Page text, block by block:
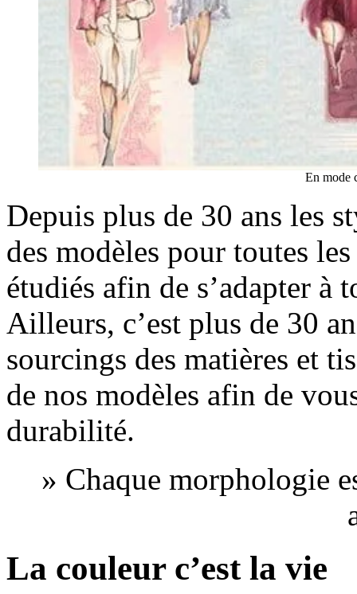
En mode
Depuis plus de 30 ans les
des modèles pour toutes
étudiés afin de s’adapter à
Ailleurs, c’est plus de 30
sourcings des matières et
de nos modèles afin de
durabilité.
» Chaque morphologie
La couleur c’est la vie